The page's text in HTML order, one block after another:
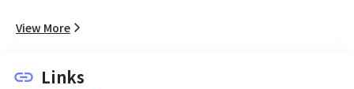
View More
link Links